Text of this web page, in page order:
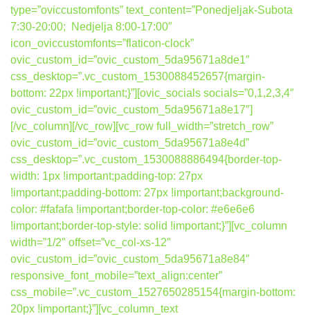
type=”oviccustomfonts” text_content=”Ponedjeljak-Subota
7:30-20:00; Nedjelja 8:00-17:00″
icon_oviccustomfonts=”flaticon-clock”
ovic_custom_id=”ovic_custom_5da95671a8de1″
css_desktop=”.vc_custom_1530088452657{margin-
bottom: 22px !important;}”][ovic_socials socials=”0,1,2,3,4″
ovic_custom_id=”ovic_custom_5da95671a8e17″]
[/vc_column][/vc_row][vc_row full_width=”stretch_row”
ovic_custom_id=”ovic_custom_5da95671a8e4d”
css_desktop=”.vc_custom_1530088886494{border-top-
width: 1px !important;padding-top: 27px
!important;padding-bottom: 27px !important;background-
color: #fafafa !important;border-top-color: #e6e6e6
!important;border-top-style: solid !important;}”][vc_column
width=”1/2″ offset=”vc_col-xs-12″
ovic_custom_id=”ovic_custom_5da95671a8e84″
responsive_font_mobile=”text_align:center”
css_mobile=”.vc_custom_1527650285154{margin-bottom:
20px !important;}”][vc_column_text